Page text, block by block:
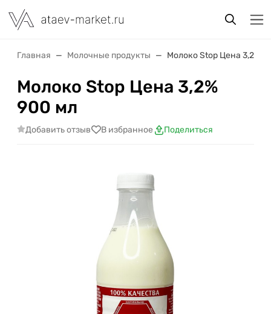
Главная Молочные продукты Молоко Stop Цена 3,2%
Молоко Stop Цена 3,2%
900 мл
Добавить отзыв В избранное Поделиться